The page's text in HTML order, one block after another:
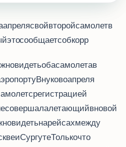
25 апреля свой второй самолет в
800, сообщает соб.корр. Travel.ru.
можно видеть оба самолета в
Внуково 25 апреля.
с регистрацией VQ-BDH
совершал, а летающий в новой
можно видеть на рейсах между
и Сургуте. Только что